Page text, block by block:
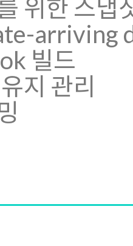
위한 스냅
arriving
빌드
지 관리